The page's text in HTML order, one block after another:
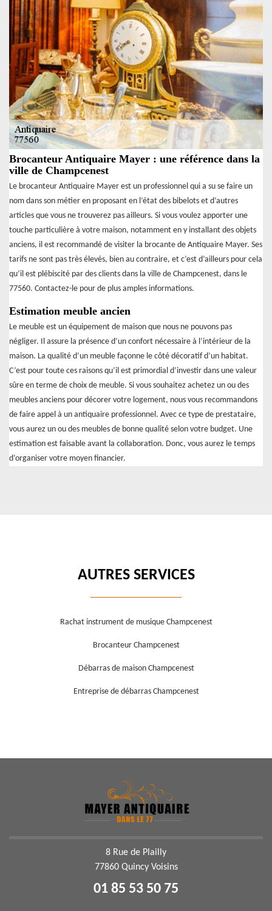
Brocanteur Antiquaire Mayer : une référence dans la
ville de Champcenest
Le brocanteur Antiquaire Mayer est un professionnel qui a su se faire un
nom dans son métier en proposant en l’état des bibelots et d’autres
articles que vous ne trouverez pas ailleurs. Si vous voulez apporter une
touche particulière à votre maison, notamment en y installant des objets
anciens, il est recommandé de visiter la brocante de Antiquaire Mayer. Ses
tarifs ne sont pas très élevés, bien au contraire, et c’est d’ailleurs pour cela
qu’il est plébiscité par des clients dans la ville de Champcenest, dans le
77560. Contactez-le pour de plus amples informations.
Estimation meuble ancien
Le meuble est un équipement de maison que nous ne pouvons pas
négliger. Il assure la présence d’un confort nécessaire à l’intérieur de la
maison. La qualité d’un meuble façonne le côté décoratif d’un habitat.
C’est pour toute ces raisons qu’il est primordial d’investir dans une valeur
sûre en terme de choix de meuble. Si vous souhaitez achetez un ou des
meubles anciens pour décorer votre logement, nous vous recommandons
de faire appel à un antiquaire professionnel. Avec ce type de prestataire,
vous aurez un ou des meubles de bonne qualité selon votre budget. Une
estimation est faisable avant la collaboration. Donc, vous aurez le temps
d’organiser votre moyen financier.
AUTRES SERVICES
Rachat instrument de musique Champcenest
Brocanteur Champcenest
Débarras de maison Champcenest
Entreprise de débarras Champcenest
8 Rue de Plailly
77860 Quincy Voisins
01 85 53 50 75